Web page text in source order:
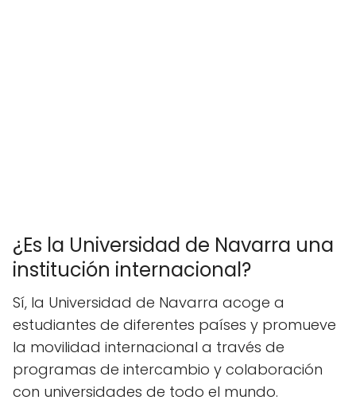
¿Es la Universidad de Navarra una
institución internacional?
Sí, la Universidad de Navarra acoge a
estudiantes de diferentes países y promueve
la movilidad internacional a través de
programas de intercambio y colaboración
con universidades de todo el mundo.